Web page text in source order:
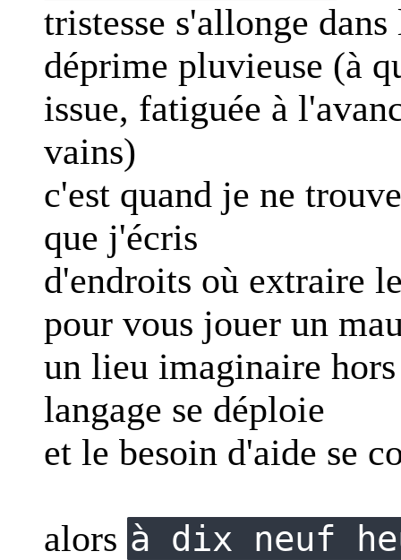
tristesse s'allonge
déprime pluvieuse (à
issue, fatiguée à
vains)
c'est quand je ne
que j'écris
d'endroits où extraire
pour vous jouer un
un lieu imaginaire
langage se déploie
et le besoin d'aide se
alors à dix neuf